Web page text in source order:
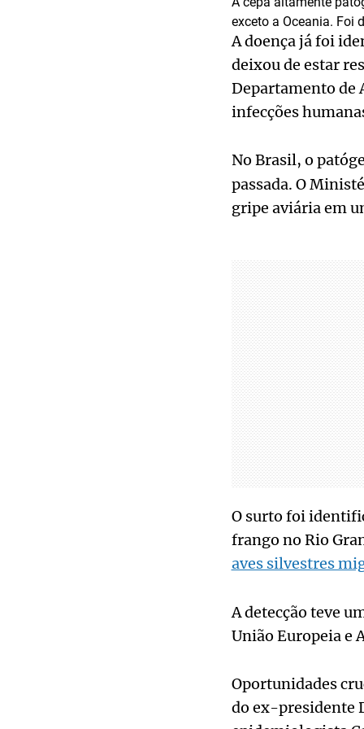
exceto a Oceania. Foi
A doença já foi
deixou de estar
Departamento de
infecções
No Brasil, o
passada. O
gripe aviária em
O surto foi
frango no Rio
aves silvestres
A detecção teve
União Europeia e
Oportunidades
do ex-presidente